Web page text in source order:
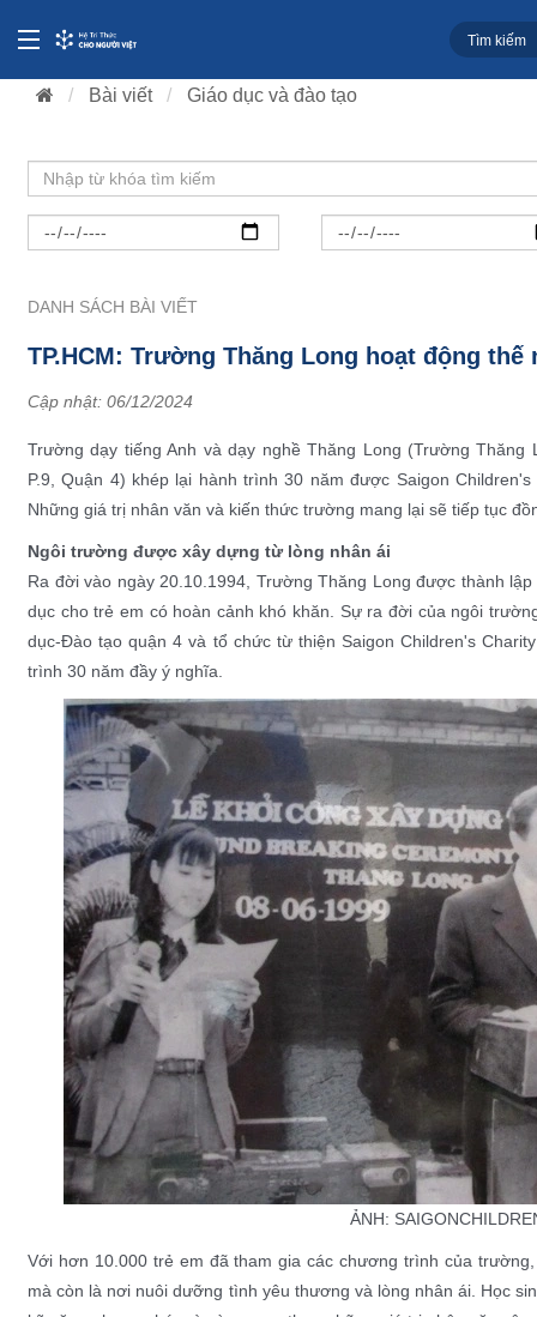
Bài viết Giáo dục và đào tạo
DANH SÁCH BÀI VIẾT
TP.HCM: Trường Thăng Long hoạt động
Cập nhật: 06/12/2024
Trường dạy tiếng Anh và dạy nghề Thăng Long (Trường
P.9, Quận 4) khép lại hành trình 30 năm được Saigon
Những giá trị nhân văn và kiến thức trường mang lại sẽ tiếp tục
Ngôi trường được xây dựng từ lòng nhân ái
Ra đời vào ngày 20.10.1994, Trường Thăng Long được thành
dục cho trẻ em có hoàn cảnh khó khăn. Sự ra đời của ngôi
dục-Đào tạo quận 4 và tổ chức từ thiện Saigon Children's
trình 30 năm đầy ý nghĩa.
ẢNH:
Với hơn 10.000 trẻ em đã tham gia các chương trình của
mà còn là nơi nuôi dưỡng tình yêu thương và lòng nhân ái. Học